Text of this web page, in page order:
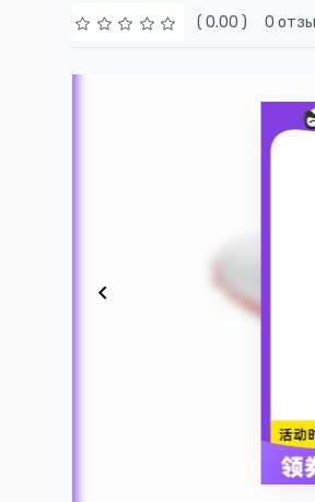
( 0.00 ) 0